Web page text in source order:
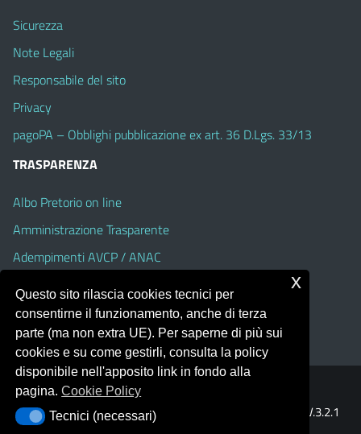
Sicurezza
Note Legali
Responsabile del sito
Privacy
pagoPA – Obblighi pubblicazione ex art. 36 D.Lgs. 33/13
TRASPARENZA
Albo Pretorio on line
Amministrazione Trasparente
Adempimenti AVCP / ANAC
Dichiarazione di accessibilità
Portale realizzato con la piattaforma
Template Italia configurato sul tema accessibile
V.3.2.1
(Alioth)
Questo sito rilascia cookies tecnici per
consentirne il funzionamento, anche di terza
parte (ma non extra UE). Per saperne di più sui
cookies e su come gestirli, consulta la policy
disponibile nell'apposito link in fondo alla
pagina.Cookie Policy
Tecnici (necessari)
Tecnici (necessari)
x